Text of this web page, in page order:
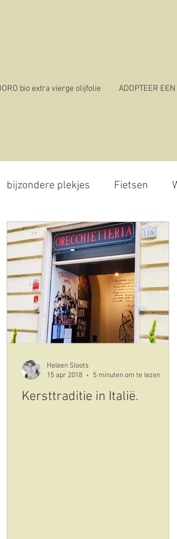
bio extra vierge olijfolie ADOPTEER
bijzondere plekjes Fietsen
reizen ik vertrek
kunst plaatsen uitgelicht
olijfolie
Kersttraditie in Italië.
Heleen Sloots
15 apr 2018
5 minuten om te lezen